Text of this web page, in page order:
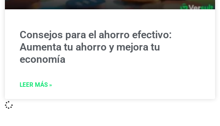
Consejos para el ahorro efectivo:
Aumenta tu ahorro y mejora tu
economía
LEER MÁS »